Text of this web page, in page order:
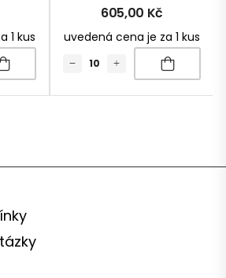
1 kus
605,00 Kč
uvedená cena je za 1 kus